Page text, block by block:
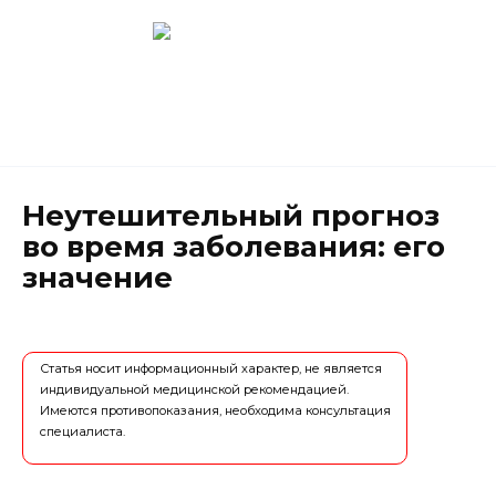
Неутешительный прогноз
во время заболевания: его
значение
Статья носит информационный характер, не является
индивидуальной медицинской рекомендацией.
Имеются противопоказания, необходима консультация
специалиста.